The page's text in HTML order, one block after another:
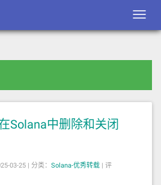
Solana中删除和关闭
03-25 | 分类： Solana-优秀转载 | 评